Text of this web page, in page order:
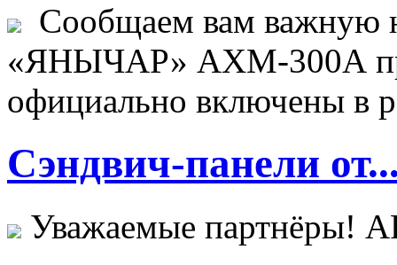
Сообщаем вам важную
«ЯНЫЧАР» АХМ-300А
официально включены в
Сэндвич-панели
Уважаемые